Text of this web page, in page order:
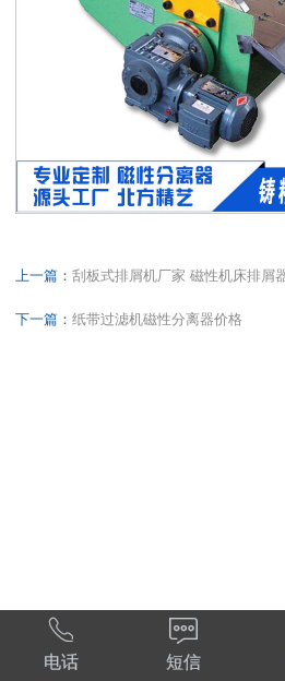
上一篇： 刮板式排屑机厂家 磁性机床排屑
下一篇： 纸带过滤机磁性分离器价格

电话

短信